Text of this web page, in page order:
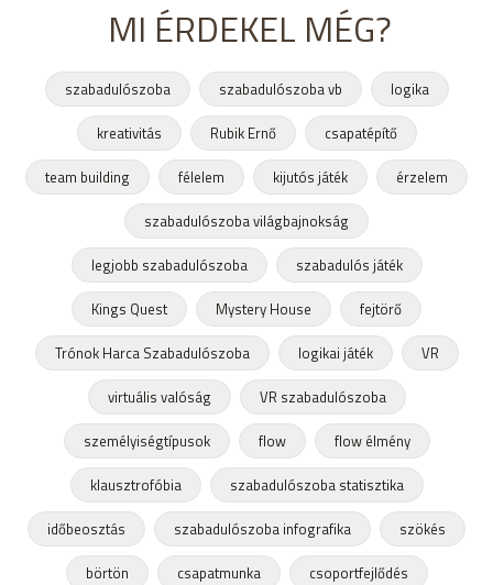
MI ÉRDEKEL MÉG?
szabadulószoba szabadulószoba vb
logika
kreativitás
Rubik Ernő
csapatépítő
team building
félelem kijutós játék
érzelem
szabadulószoba világbajnokság
legjobb szabadulószoba
szabadulós játék
Kings Quest
Mystery House
fejtörő
Trónok Harca Szabadulószoba
logikai játék
VR
virtuális valóság
VR szabadulószoba
személyiségtípusok
flow
flow élmény
klausztrofóbia
szabadulószoba statisztika
időbeosztás
szabadulószoba infografika
szökés
börtön
csapatmunka
csoportfejlődés